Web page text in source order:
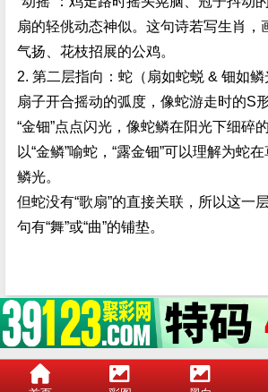
扇的轻佻动态神似。这句诗若写生肖，
气扬、花枝招展的公鸡。
2. 第二层指向：蛇（扇如蛇蜕 & 钿如鳞
扇子开合摇动的弧度，像蛇游走时的S形
“金钿”点点闪光，像蛇鳞在阳光下细碎
以“金鳞”喻蛇，“露金钿”可以理解为蛇
鳞光。
但蛇没有“歌扇”的直接关联，所以这一
句有“舞”或“曲”的铺垫。